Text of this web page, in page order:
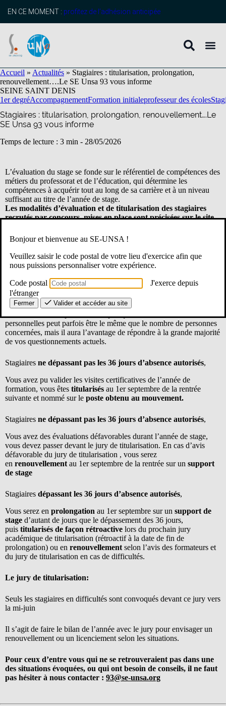
principal
EN CE MOMENT : profitez de l’adhésion anticipée
Accueil » Actualités » Stagiaires : titularisation, prolongation,
renouvellement….Le SE Unsa 93 vous informe
SEINE SAINT DENIS
1er degréAccompagnementFormation initialeprofesseur des écoles
Stagiaires : titularisation, prolongation, renouvellement….Le
SE Unsa 93 vous informe
Temps de lecture : 3 min - 28/05/2026
L’évaluation du stage se fonde sur le référentiel de compétences des
métiers du professorat et de l’éducation, qui détermine les
compétences à acquérir tout au long de sa carrière et à un niveau
suffisant au titre de l’année de stage.
Les modalités d’évaluation et de titularisation des stagiaires
recrutés par concours, mises en place sont préciséessur le site
de stage, étudient la probabilitéde se retrouver en prolongation
ou renouvellement de stageà la rentrée prochaine, nous avons
vous pourriez vous reconnaître afin que vous sachiez comment
l’administration devrait gérer votre situation dans les mois à venir.
personnelles peut parfois être le même que le nombre de personnes
concernées, mais il aura l’avantage de répondre à la grande majorité
de vos questionnements actuels.
Stagiaires ne dépassant pas les 36 jours d’absence autorisés,
Vous avez pu valider les visites certificatives de l’année de
formation, vous êtes titularisés au 1er septembre de la rentrée
suivante et nommé sur le poste obtenu au mouvement.
Stagiaires ne dépassant pas les 36 jours d’absence autorisés,
Vous avez des évaluations défavorables durant l’année de stage,
vous devez passer devant le jury de titularisation. En cas d’avis
défavorable du jury de titularisation , vous serez
en renouvellement au 1er septembre de la rentrée sur un support
de stage
Stagiaires dépassant les 36 jours d’absence autorisés,
Vous serez en prolongation au 1er septembre sur un support de
stage d’autant de jours que le dépassement des 36 jours,
puis titularisés de façon rétroactive lors du prochain jury
académique de titularisation (rétroactif à la date de fin de
prolongation) ou en renouvellement selon l’avis des formateurs et
du jury de titularisation en cas de difficultés.
Le jury de titularisation:
Seuls les stagiaires en difficultés sont convoqués devant ce jury vers
la mi-juin
Il s’agit de faire le bilan de l’année avec le jury pour envisager un
renouvellement ou un licenciement selon les situations.
Pour ceux d’entre vous qui ne se retrouveraient pas dans une
des situations évoquées, ou qui ont besoin de conseils, il ne faut
pas hésiter à nous contacter : 93@se-unsa.org
Bonjour et bienvenue au SE-UNSA !
Veuillez saisir le code postal de votre lieu d'exercice afin que
nous puissions personnaliser votre expérience.
Code postal
J'exerce depuis
l'étranger
Fermer Valider et accéder au site